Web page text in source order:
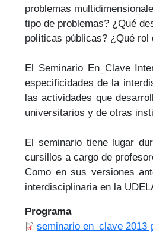
problemas
tipo de problemas? ¿Qué
políticas públicas? ¿Qué rol
El Seminario En_Clave
especificidades de la
las actividades que
universitarios y de otras
El seminario tiene lugar
cursillos a cargo de
Como en sus versiones
interdisciplinaria en la
Programa
seminario en_clave 2013